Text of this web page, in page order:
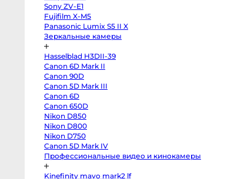
Body
a7S
Sony ZV-E1
Fujifilm X-M5
Panasonic Lumix S5 II X
Зеркальные камеры
Hasselblad H3DII-39
Canon 6D Mark II
Canon 90D
Canon 5D Mark III
Canon 6D
Canon 650D
Nikon D850
Nikon D800
Nikon D750
Canon 5D Mark IV
Профессиональные видео и кинокамеры
Kinefinity mavo mark2 lf
Puyi Prism Double
Призма овал «Свеча